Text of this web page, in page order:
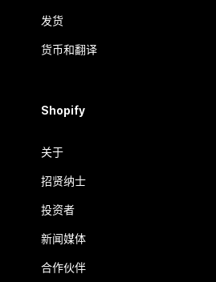
发货
货币和翻译
Shopify
关于
招贤纳士
投资者
新闻媒体
合作伙伴